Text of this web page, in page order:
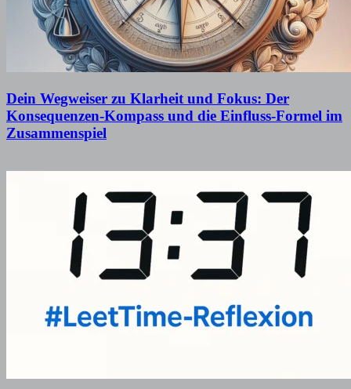
Dein Wegweiser zu Klarheit und Fokus: Der
Konsequenzen-Kompass und die Einfluss-Formel im
Zusammenspiel